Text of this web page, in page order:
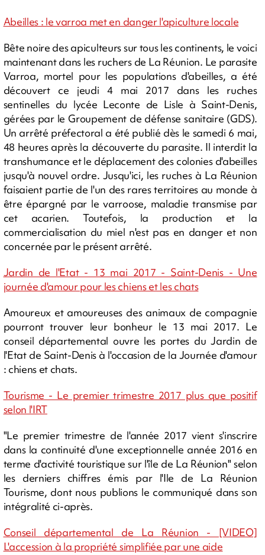
Abeilles : le varroa met en danger l'apiculture locale
Bête noire des apiculteurs sur tous les continents, le voici
maintenant dans les ruchers de La Réunion. Le parasite
Varroa, mortel pour les populations d'abeilles, a été
découvert ce jeudi 4 mai 2017 dans les ruches
sentinelles du lycée Leconte de Lisle à Saint-Denis,
gérées par le Groupement de défense sanitaire (GDS).
Un arrêté préfectoral a été publié dès le samedi 6 mai,
48 heures après la découverte du parasite. Il interdit la
transhumance et le déplacement des colonies d'abeilles
jusqu'à nouvel ordre. Jusqu'ici, les ruches à La Réunion
faisaient partie de l'un des rares territoires au monde à
être épargné par le varroose, maladie transmise par
cet acarien. Toutefois, la production et la
commercialisation du miel n'est pas en danger et non
concernée par le présent arrêté.
Jardin de l'Etat - 13 mai 2017 - Saint-Denis - Une
journée d'amour pour les chiens et les chats
Amoureux et amoureuses des animaux de compagnie
pourront trouver leur bonheur le 13 mai 2017. Le
conseil départemental ouvre les portes du Jardin de
l'Etat de Saint-Denis à l'occasion de la Journée d'amour
: chiens et chats.
Tourisme - Le premier trimestre 2017 plus que positif
selon l'IRT
"Le premier trimestre de l'année 2017 vient s'inscrire
dans la continuité d'une exceptionnelle année 2016 en
terme d'activité touristique sur l'île de La Réunion" selon
les derniers chiffres émis par l'Ile de La Réunion
Tourisme, dont nous publions le communiqué dans son
intégralité ci-après.
Conseil départemental de La Réunion - [VIDEO]
L'accession à la propriété simplifiée par une aide